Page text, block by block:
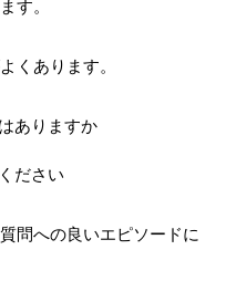
す。
くあります。
ありますか
ださい
問への良いエピソードに